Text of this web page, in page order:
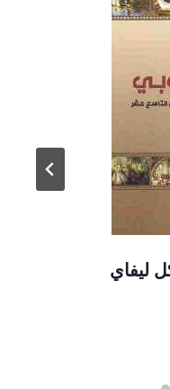
ليفاي